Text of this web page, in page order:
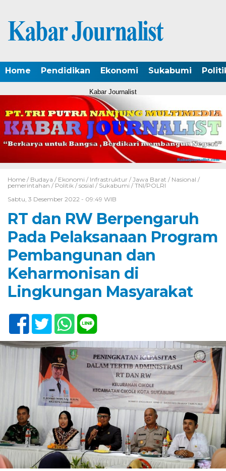
Home Pendidikan Ekonomi Sukabumi
Kabar Journalist
Home / Budaya / Ekonomi / Infrastruktur / Jawa Barat / Nasional /
pemerintahan / Politik / sosial / Sukabumi / TNI/POLRI
Sabtu, 3 Desember 2022 - 09:49 WIB
RT dan RW Berpengaruh
Pada Pelaksanaan Program
Pembangunan dan
Keharmonisan di
Lingkungan Masyarakat